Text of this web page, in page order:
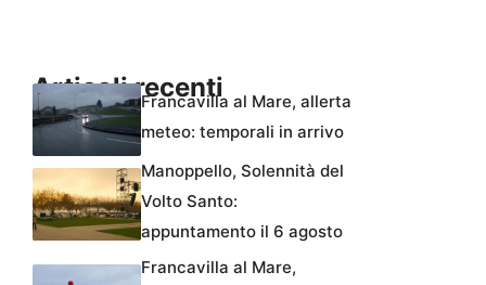
Articoli recentiFrancavilla al Mare, allerta
meteo: temporali in arrivo
Manoppello, Solennità del
Volto Santo:
appuntamento il 6 agosto
Francavilla al Mare,